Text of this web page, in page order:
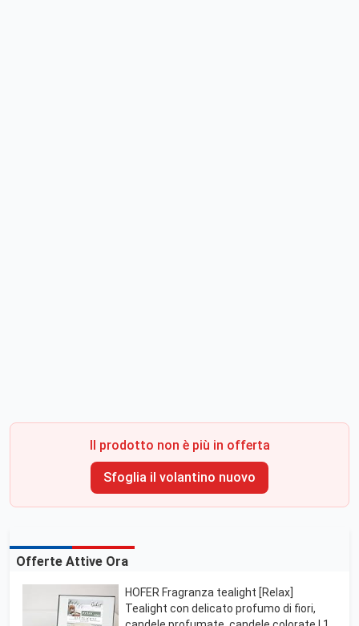
Il prodotto non è più in offerta
Sfoglia il volantino nuovo
Offerte Attive Ora
HOFER Fragranza tealight [Relax]
Tealight con delicato profumo di fiori,